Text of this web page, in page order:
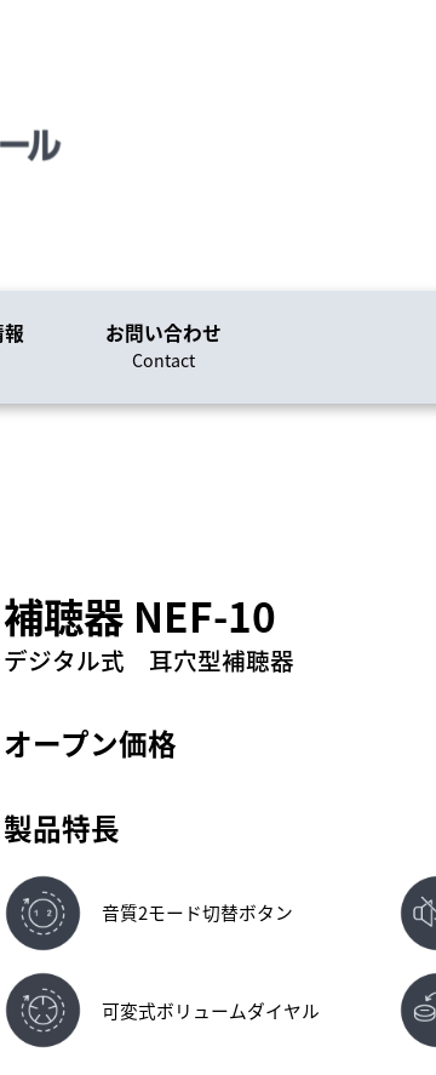
お問い合わせ
Contact
補聴器 NEF-10
デジタル式 耳穴型補聴器
オープン価格
製品特長
音質2モード切替ボタン
可変式ボリュームダイヤル